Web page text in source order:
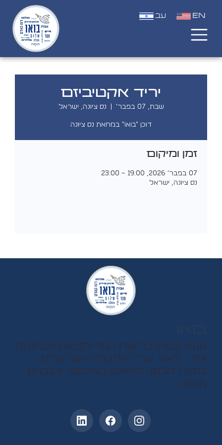
עב EN
יריד אקטיביזם
שבת, 07 בפבר׳ נס ציונה, ישראל
דוכן "בואו" במחאת נס ציונה
זמן ומיקום
07 בפבר׳ 2026, 19:00 – 23:00
נס ציונה, ישראל
אנשי ונשות בריאות הגוף והנפש פועלים.ות
יחד - לאור ערכי החברה הישראלית -
למען החלמה מהאסון האינסופי והגברת
תקווה.